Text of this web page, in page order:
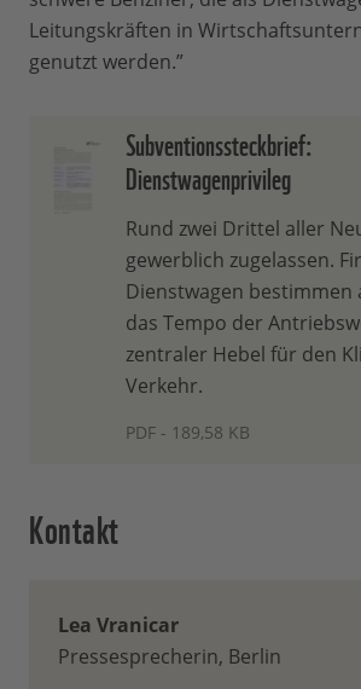
Leitungskräften in
genutzt werden.”
Subventionssteckbrief:
Dienstwagenprivileg
Rund zwei Drittel aller
gewerblich zugelassen.
Dienstwagen bestimmen
das Tempo der
zentraler Hebel für den
Verkehr.
PDF - 189,58 KB
Kontakt
Lea Vranicar
Pressesprecherin, Berlin